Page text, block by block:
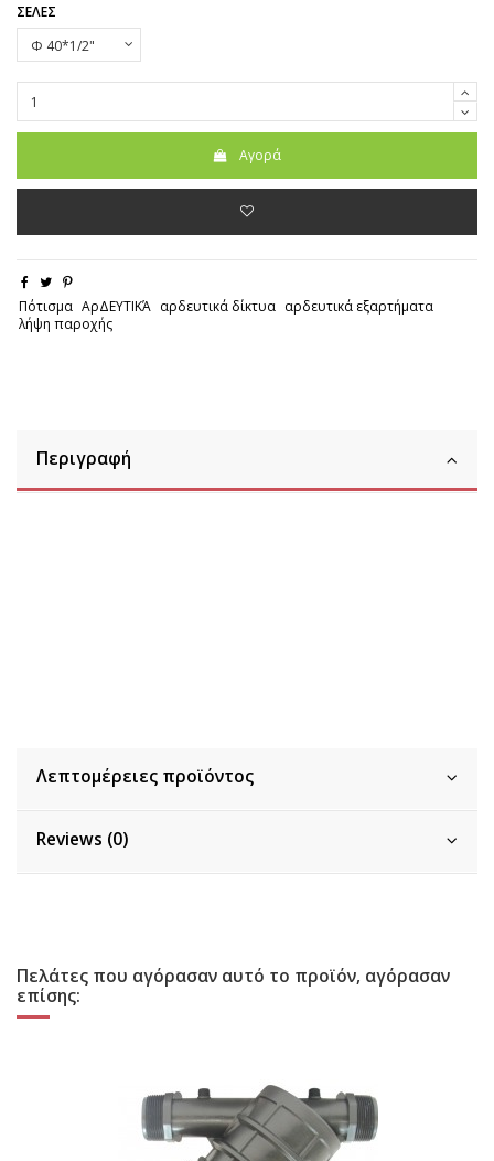
ΣΕΛΕΣ
Αγορά
Πότισμα ΑρΔΕΥΤΙΚΆ αρδευτικά δίκτυα αρδευτικά εξαρτήματα
λήψη παροχής
Περιγραφή
Λεπτομέρειες προϊόντος
Reviews (0)
Πελάτες που αγόρασαν αυτό το προϊόν, αγόρασαν
επίσης: